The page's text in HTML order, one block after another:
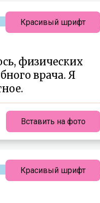
физических
врача. Я
Вставить на фото
Красивый шрифт
Красивый шрифт